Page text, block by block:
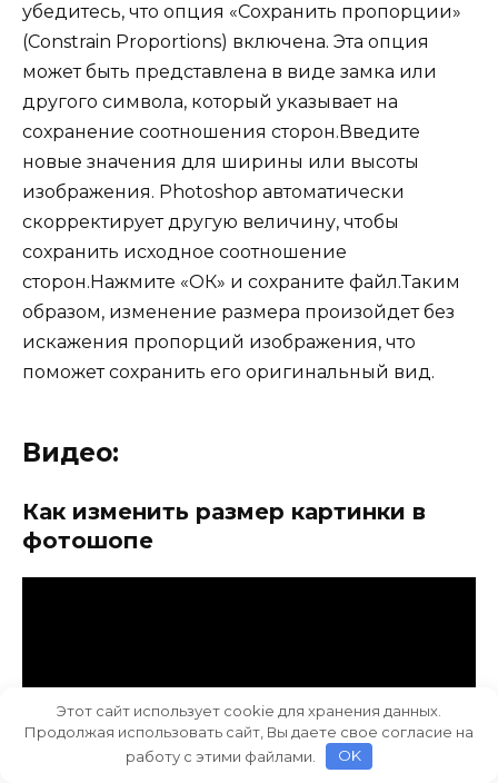
убедитесь, что опция «Сохранить пропорции»
(Constrain Proportions) включена. Эта опция
может быть представлена в виде замка или
другого символа, который указывает на
сохранение соотношения сторон.Введите
новые значения для ширины или высоты
изображения. Photoshop автоматически
скорректирует другую величину, чтобы
сохранить исходное соотношение
сторон.Нажмите «ОК» и сохраните файл.Таким
образом, изменение размера произойдет без
искажения пропорций изображения, что
поможет сохранить его оригинальный вид.
Видео:
Как изменить размер картинки в
фотошопе
Этот сайт использует cookie для хранения данных.
Продолжая использовать сайт, Вы даете свое согласие на
работу с этими файлами.
OK